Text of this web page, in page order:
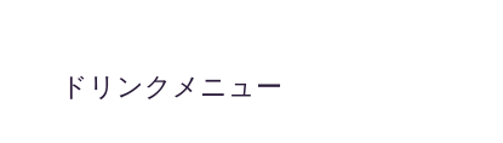
ドリンクメニュー